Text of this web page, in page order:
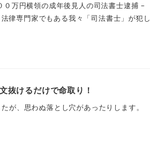
万円横領の成年後見人の司法書士逮捕 –
律専門家でもある我々「司法書士」が犯し
抜けるだけで命取り！
が、思わぬ落とし穴があったりします。